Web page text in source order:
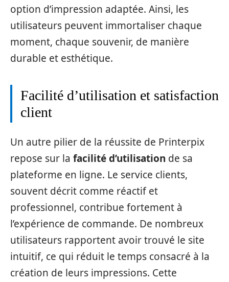
option d’impression adaptée. Ainsi, les
utilisateurs peuvent immortaliser chaque
moment, chaque souvenir, de manière
durable et esthétique.
Facilité d’utilisation et satisfaction
client
Un autre pilier de la réussite de Printerpix
repose sur la facilité d’utilisation de sa
plateforme en ligne. Le service clients,
souvent décrit comme réactif et
professionnel, contribue fortement à
l’expérience de commande. De nombreux
utilisateurs rapportent avoir trouvé le site
intuitif, ce qui réduit le temps consacré à la
création de leurs impressions. Cette